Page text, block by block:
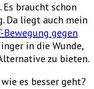
braucht schon
Da liegt auch mein
Bewegung gegen
in die Wunde,
zu bieten.
es besser geht?